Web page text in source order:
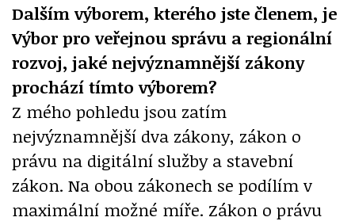
Dalším výborem, kterého jste členem, je
Výbor pro veřejnou správu a regionální
rozvoj, jaké nejvýznamnější zákony
prochází tímto výborem?
Z mého pohledu jsou zatím
nejvýznamnější dva zákony, zákon o
právu na digitální služby a stavební
zákon. Na obou zákonech se podílím v
maximální možné míře. Zákon o právu